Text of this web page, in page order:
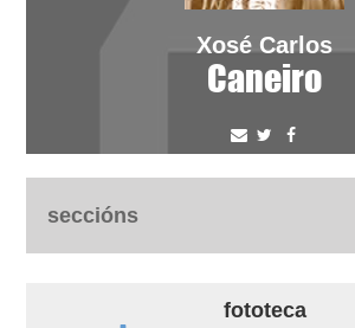
Xosé Carlos
Caneiro
seccións
fototeca